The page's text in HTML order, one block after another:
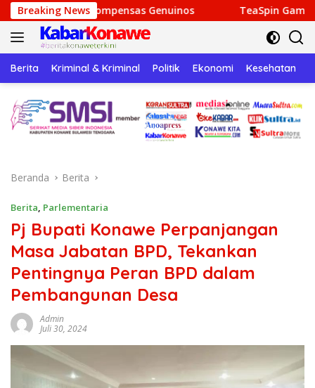
Langsung
ke
konten
Breaking News
Genuinos TeaSpin Gaming: Your Personal
Berita Kriminal & Kriminal Politik Ekonomi Kesehatan
Beranda Berita
Berita, Parlementaria
Pj Bupati Konawe Perpanjangan
Masa Jabatan BPD, Tekankan
Pentingnya Peran BPD dalam
Pembangunan Desa
Admin
Juli 30, 2024